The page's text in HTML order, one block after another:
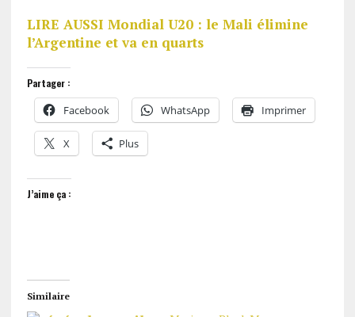
LIRE AUSSI Mondial U20 : le Mali élimine
l’Argentine et va en quarts
Partager :
Facebook WhatsApp Imprimer
X Plus
J’aime ça :
Similaire